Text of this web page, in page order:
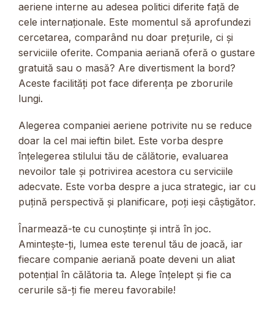
aeriene interne au adesea politici diferite față de
cele internaționale. Este momentul să aprofundezi
cercetarea, comparând nu doar prețurile, ci și
serviciile oferite. Compania aeriană oferă o gustare
gratuită sau o masă? Are divertisment la bord?
Aceste facilități pot face diferența pe zborurile
lungi.
Alegerea companiei aeriene potrivite nu se reduce
doar la cel mai ieftin bilet. Este vorba despre
înțelegerea stilului tău de călătorie, evaluarea
nevoilor tale și potrivirea acestora cu serviciile
adecvate. Este vorba despre a juca strategic, iar cu
puțină perspectivă și planificare, poți ieși câștigător.
Înarmează-te cu cunoștințe și intră în joc.
Amintește-ți, lumea este terenul tău de joacă, iar
fiecare companie aeriană poate deveni un aliat
potențial în călătoria ta. Alege înțelept și fie ca
cerurile să-ți fie mereu favorabile!